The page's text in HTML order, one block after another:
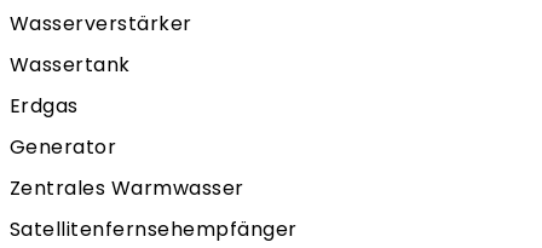
Wasserverstärker
Wassertank
Erdgas
Generator
Zentrales Warmwasser
Satellitenfernsehempfänger